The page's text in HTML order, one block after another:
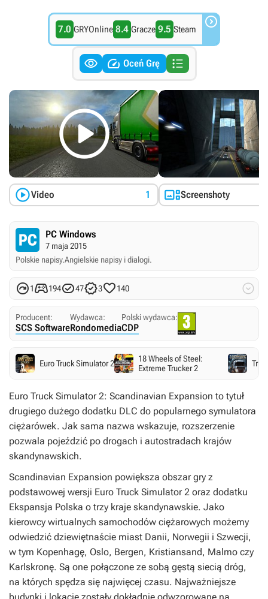
7.0 GRYOnline 8.4 Gracze 9.5 Steam 
  Oceń Grę 

Video 1 Screenshoty
PC Windows
7 maja 2015
Polskie napisy.Angielskie napisy i dialogi.
1194473140 
Producent:
SCS Software
Wydawca:
Rondomedia
Polski wydawca:
CDP
Euro Truck Simulator 2
18 Wheels of Steel:
Extreme Trucker 2
Euro Truck Simulator 2: Scandinavian Expansion to tytuł
drugiego dużego dodatku DLC do popularnego symulatora
ciężarówek. Jak sama nazwa wskazuje, rozszerzenie
pozwala pojeździć po drogach i autostradach krajów
skandynawskich.
Scandinavian Expansion powiększa obszar gry z
podstawowej wersji Euro Truck Simulator 2 oraz dodatku
Ekspansja Polska o trzy kraje skandynawskie. Jako
kierowcy wirtualnych samochodów ciężarowych możemy
odwiedzić dziewiętnaście miast Danii, Norwegii i Szwecji,
w tym Kopenhagę, Oslo, Bergen, Kristiansand, Malmo czy
Karlskronę. Są one połączone ze sobą gęstą siecią dróg,
na których spędza się najwięcej czasu. Najważniejsze